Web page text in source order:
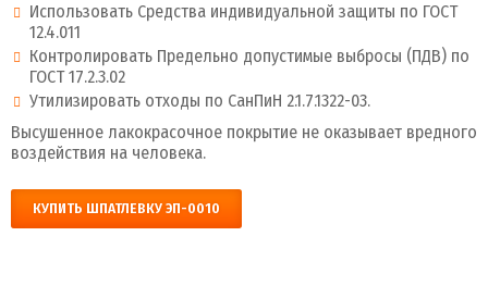
Использовать Средства индивидуальной защиты по ГОСТ
12.4.011
Контролировать Предельно допустимые выбросы (ПДВ) по
ГОСТ 17.2.3.02
Утилизировать отходы по СанПиН 2.1.7.1322-03.
Высушенное лакокрасочное покрытие не оказывает вредного
воздействия на человека.
КУПИТЬ ШПАТЛЕВКУ ЭП-0010